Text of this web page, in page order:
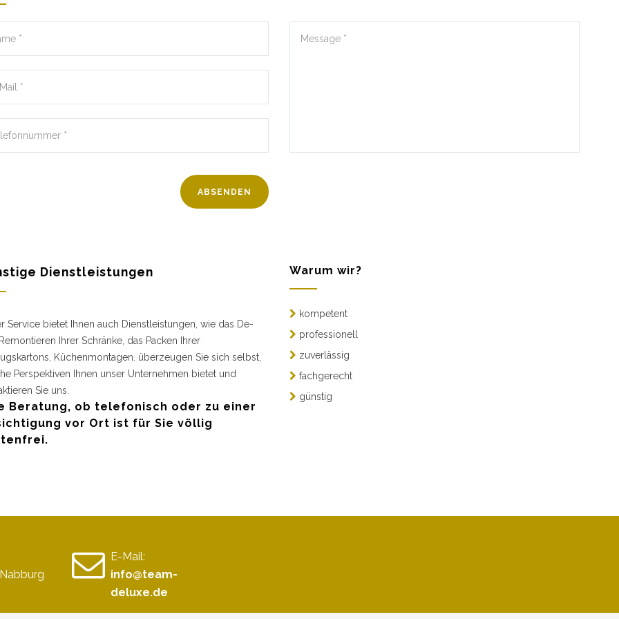
Dienstleistungen
Service bietet Ihnen auch Dienstleistungen, wie das De-
Ihrer Schränke, das Packen Ihrer
Küchenmontagen. überzeugen Sie sich selbst,
Perspektiven Ihnen unser Unternehmen bietet und
Sie uns.
Beratung, ob telefonisch oder zu einer
vor Ort ist für Sie völlig
Warum wir?
kompetent
professionell
zuverlässig
fachgerecht
günstig
E-Mail:
info@team-
deluxe.de